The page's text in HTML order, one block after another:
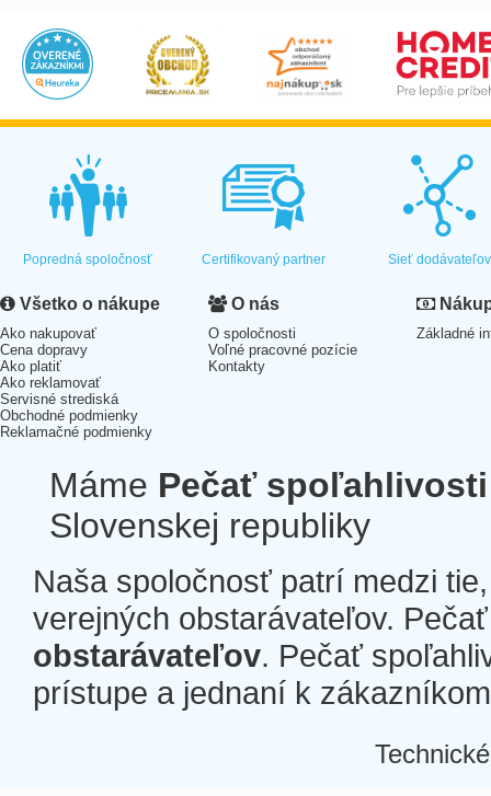
Popredná spoločnosť Certifikovaný partner Sieť dodávateľov
Všetko o nákupe
Ako nakupovať
Cena dopravy
Ako platiť
Ako reklamovať
Servisné strediská
Obchodné podmienky
Reklamačné podmienky
O nás
O spoločnosti
Voľné pracovné pozície
Kontakty
Základné
Máme Pečať spoľahlivosti
Slovenskej republiky
Naša spoločnosť patrí medzi
verejných obstarávateľov.
obstarávateľov. Pečať
prístupe a jednaní k